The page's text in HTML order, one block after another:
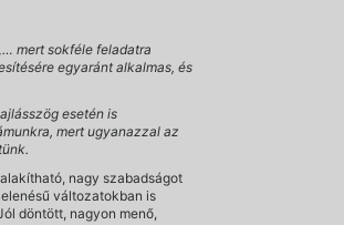
mert sokféle feladatra
egyaránt alkalmas, és
esetén is
mert ugyanazzal az
nagy szabadságot
változatokban is
döntött, nagyon menő,